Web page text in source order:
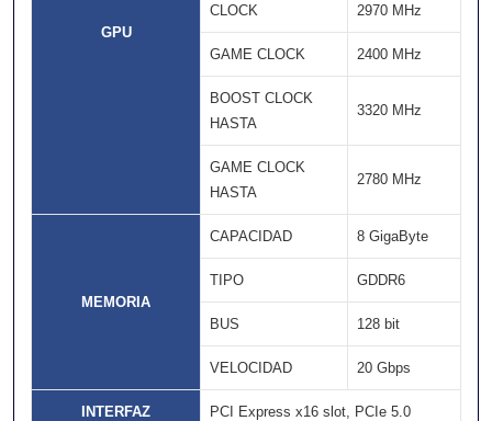
GPU
CLOCK 2970 MHz
GAME CLOCK 2400 MHz
BOOST CLOCK
HASTA
3320 MHz
GAME CLOCK
HASTA
2780 MHz
MEMORIA
CAPACIDAD 8 GigaByte
TIPO GDDR6
BUS 128 bit
VELOCIDAD 20 Gbps
INTERFAZ PCI Express x16 slot, PCIe 5.0